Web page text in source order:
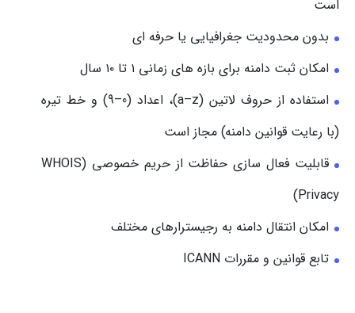
است
بدون محدودیت جغرافیایی یا حرفه ای
امکان ثبت دامنه برای بازه های زمانی ۱ تا ۱۰ سال
استفاده از حروف لاتین (a–z)، اعداد (0–9) و خط تیره
(با رعایت قوانین دامنه) مجاز است
قابلیت فعال سازی حفاظت از حریم خصوصی (WHOIS
Privacy)
امکان انتقال دامنه به رجیسترارهای مختلف
تابع قوانین و مقررات ICANN